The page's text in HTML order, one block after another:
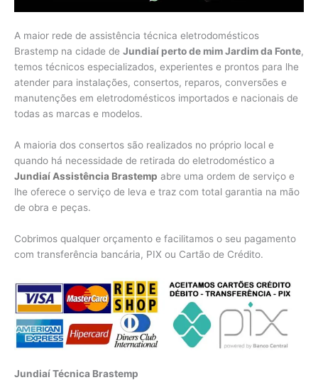
A maior rede de assistência técnica eletrodomésticos
Brastemp na cidade de Jundiaí perto de mim Jardim da Fonte,
temos técnicos especializados, experientes e prontos para lhe
atender para instalações, consertos, reparos, conversões e
manutenções em eletrodomésticos importados e nacionais de
todas as marcas e modelos.
A maioria dos consertos são realizados no próprio local e
quando há necessidade de retirada do eletrodoméstico a
Jundiaí Assistência Brastemp abre uma ordem de serviço e
lhe oferece o serviço de leva e traz com total garantia na mão
de obra e peças.
Cobrimos qualquer orçamento e facilitamos o seu pagamento
com transferência bancária, PIX ou Cartão de Crédito.
Jundiaí Técnica Brastemp